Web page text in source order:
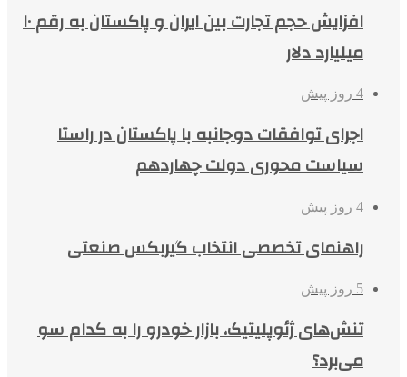
افزایش حجم تجارت بین ایران و پاکستان به رقم ۱۰
میلیارد دلار
4 روز پیش
اجرای توافقات دوجانبه با پاکستان در راستا
سیاست محوری دولت چهاردهم
4 روز پیش
راهنمای تخصصی انتخاب گیربکس صنعتی
5 روز پیش
تنش‌های ژئوپلیتیک، بازار خودرو را به کدام سو
می‌برد؟